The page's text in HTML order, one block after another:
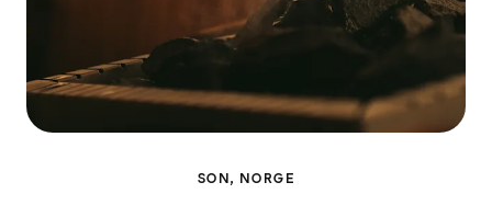
SON, NORGE